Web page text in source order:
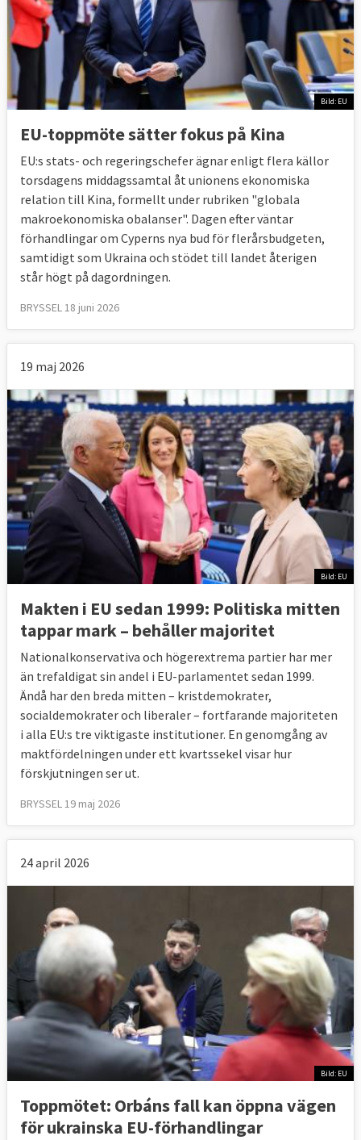
Bild: EU
EU-toppmöte sätter fokus på Kina
EU:s stats- och regeringschefer ägnar enligt flera källor
torsdagens middagssamtal åt unionens ekonomiska
relation till Kina, formellt under rubriken "globala
makroekonomiska obalanser". Dagen efter väntar
förhandlingar om Cyperns nya bud för flerårsbudgeten,
samtidigt som Ukraina och stödet till landet återigen
står högt på dagordningen.
BRYSSEL 18 juni 2026
19 maj 2026
Bild: EU
Makten i EU sedan 1999: Politiska mitten
tappar mark – behåller majoritet
Nationalkonservativa och högerextrema partier har mer
än trefaldigat sin andel i EU-parlamentet sedan 1999.
Ändå har den breda mitten – kristdemokrater,
socialdemokrater och liberaler – fortfarande majoriteten
i alla EU:s tre viktigaste institutioner. En genomgång av
maktfördelningen under ett kvartssekel visar hur
förskjutningen ser ut.
BRYSSEL 19 maj 2026
24 april 2026
Bild: EU
Toppmötet: Orbáns fall kan öppna vägen
för ukrainska EU-förhandlingar